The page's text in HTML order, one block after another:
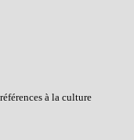
à la culture